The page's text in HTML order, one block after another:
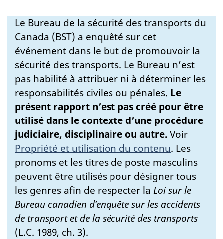
Le Bureau de la sécurité des transports du
Canada (BST) a enquêté sur cet
événement dans le but de promouvoir la
sécurité des transports. Le Bureau n’est
pas habilité à attribuer ni à déterminer les
responsabilités civiles ou pénales. Le
présent rapport n’est pas créé pour être
utilisé dans le contexte d’une procédure
judiciaire, disciplinaire ou autre.Voir
Propriété et utilisation du contenu. Les
pronoms et les titres de poste masculins
peuvent être utilisés pour désigner tous
les genres afin de respecter la Loi sur le
Bureau canadien d’enquête sur les accidents
de transport et de la sécurité des transports
(L.C. 1989, ch. 3).